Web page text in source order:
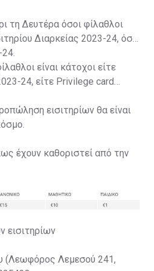
τη Δευτέρα όσοι φίλαθλοι
Διαρκείας 2023-24, όσο
είναι κάτοχοι είτε
24, είτε Privilege card
εισιτηρίων θα είναι
έχουν καθοριστεί από την
εισιτηρίων
(Λεωφόρος Λεμεσού 241,